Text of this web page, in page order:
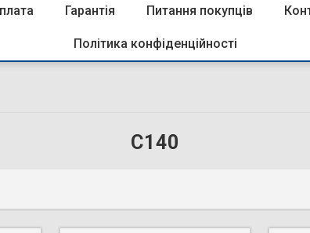
Гарантія Питання покупців
Політика конфіденційності
C140